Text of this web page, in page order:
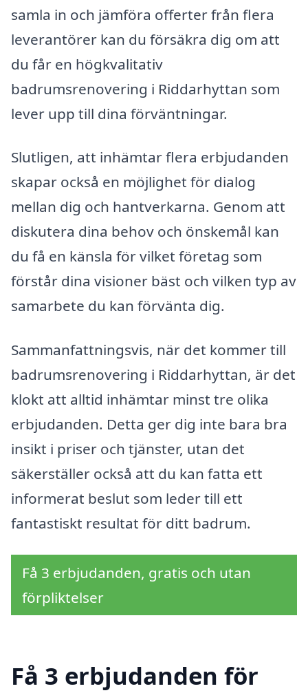
samla in och jämföra offerter från flera
leverantörer kan du försäkra dig om att
du får en högkvalitativ
badrumsrenovering i Riddarhyttan som
lever upp till dina förväntningar.
Slutligen, att inhämtar flera erbjudanden
skapar också en möjlighet för dialog
mellan dig och hantverkarna. Genom att
diskutera dina behov och önskemål kan
du få en känsla för vilket företag som
förstår dina visioner bäst och vilken typ av
samarbete du kan förvänta dig.
Sammanfattningsvis, när det kommer till
badrumsrenovering i Riddarhyttan, är det
klokt att alltid inhämtar minst tre olika
erbjudanden. Detta ger dig inte bara bra
insikt i priser och tjänster, utan det
säkerställer också att du kan fatta ett
informerat beslut som leder till ett
fantastiskt resultat för ditt badrum.
Få 3 erbjudanden, gratis och utan
förpliktelser
Få 3 erbjudanden för